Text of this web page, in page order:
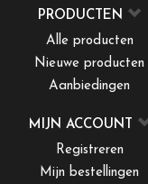
PRODUCTEN
Alle producten
Nieuwe producten
Aanbiedingen
MIJN ACCOUNT
Registreren
Mijn bestellingen